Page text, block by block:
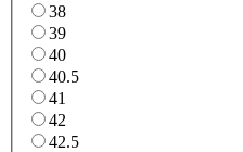
38
39
40
40.5
41
42
42.5